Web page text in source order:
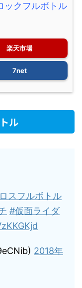
ックフルボトル
楽天市場
7net
ル
スフルボトル
#仮面ライダ
2018年